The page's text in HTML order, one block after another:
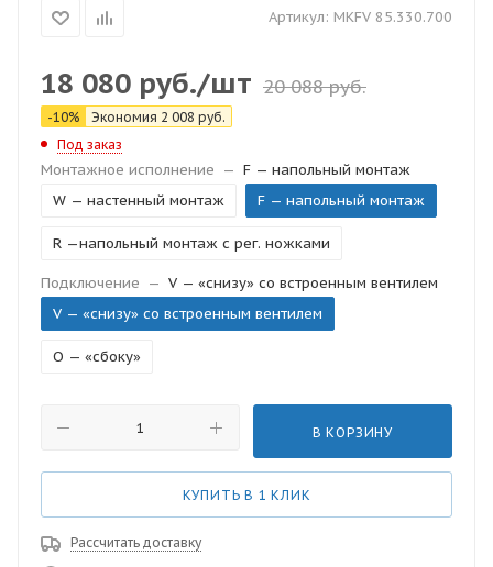
Артикул: MKFV 85.330.700
18 080 руб./шт 20 088руб.
-10% Экономия 2 008 руб.
Под заказ
Монтажное исполнение — F — напольный монтаж
W — настенный монтаж
F — напольный монтаж
R —напольный монтаж с рег. ножками
Подключение — V — «снизу» со встроенным вентилем
V — «снизу» со встроенным вентилем
O — «сбоку»
В КОРЗИНУ
КУПИТЬ В 1 КЛИК
Рассчитать доставку